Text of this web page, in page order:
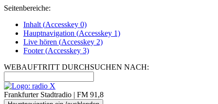
Seitenbereiche:
Inhalt (Accesskey 0)
Hauptnavigation (Accesskey 1)
Live hören (Accesskey 2)
Footer(Accesskey 3)
WEBAUFTRITT DURCHSUCHEN NACH:
Frankfurter Stadtradio | FM 91,8